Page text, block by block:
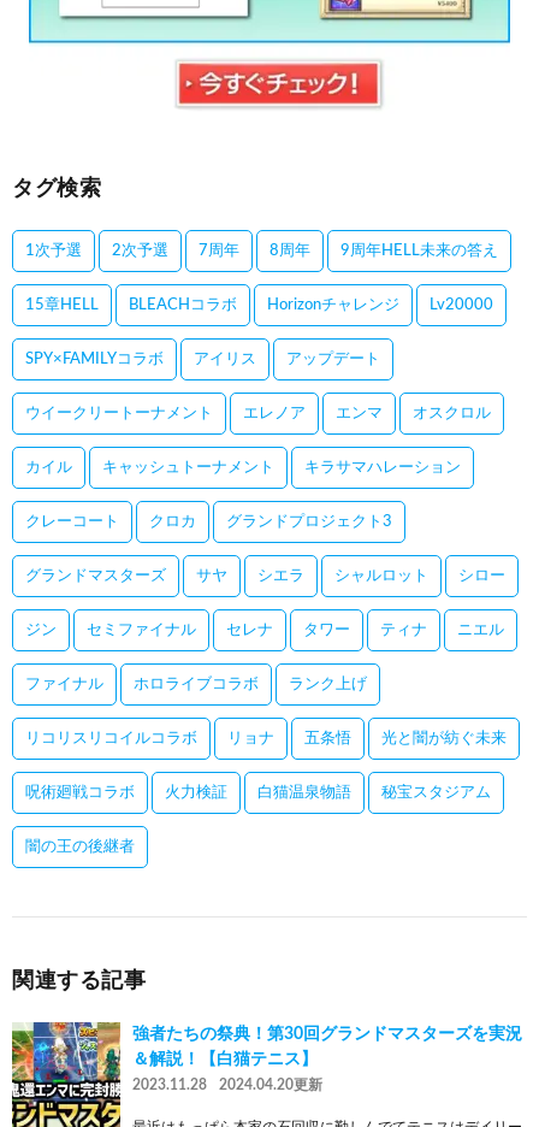
タグ検索
1次予選 2次予選 7周年 8周年 9周年HELL未来の答え
15章HELL BLEACHコラボ Horizonチャレンジ Lv20000
SPY×FAMILYコラボ アイリス アップデート
ウイークリートーナメント エレノア エンマ オスクロル
カイル キャッシュトーナメント キラサマハレーション
クレーコート クロカ グランドプロジェクト3
グランドマスターズ サヤ シエラ シャルロット シロー
ジン セミファイナル セレナ タワー ティナ ニエル
ファイナル ホロライブコラボ ランク上げ
リコリスリコイルコラボ リョナ 五条悟 光と闇が紡ぐ未来
呪術廻戦コラボ 火力検証 白猫温泉物語 秘宝スタジアム
闇の王の後継者
関連する記事
強者たちの祭典！第30回グランドマスターズを実況
＆解説！【白猫テニス】
2023.11.28 2024.04.20更新